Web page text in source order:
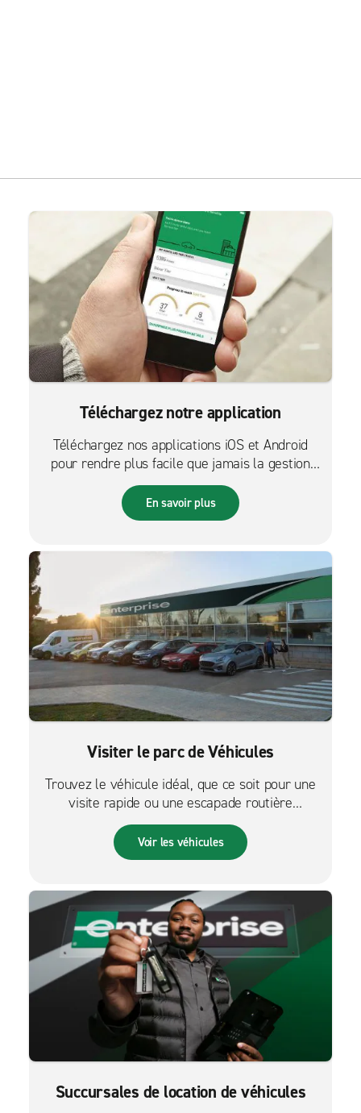
Téléchargez notre application
Téléchargez nos applications iOS et Android
pour rendre plus facile que jamais la gestion
des réservations sur le pouce.
En savoir plus
Visiter le parc de Véhicules
Trouvez le véhicule idéal, que ce soit pour une
visite rapide ou une escapade routière
palpitante.
Voir les véhicules
Succursales de location de véhicules